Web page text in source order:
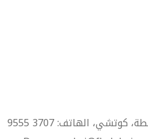
الموظف المسؤول: مدير المحطة، كوتشي، الهاتف: 3707 9555